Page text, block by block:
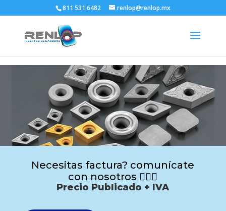
811 531 6482 renlop@renlop.mx
Necesitas factura? comunícate
con nosotros 🙋🏻‍♂️
Precio Publicado + IVA